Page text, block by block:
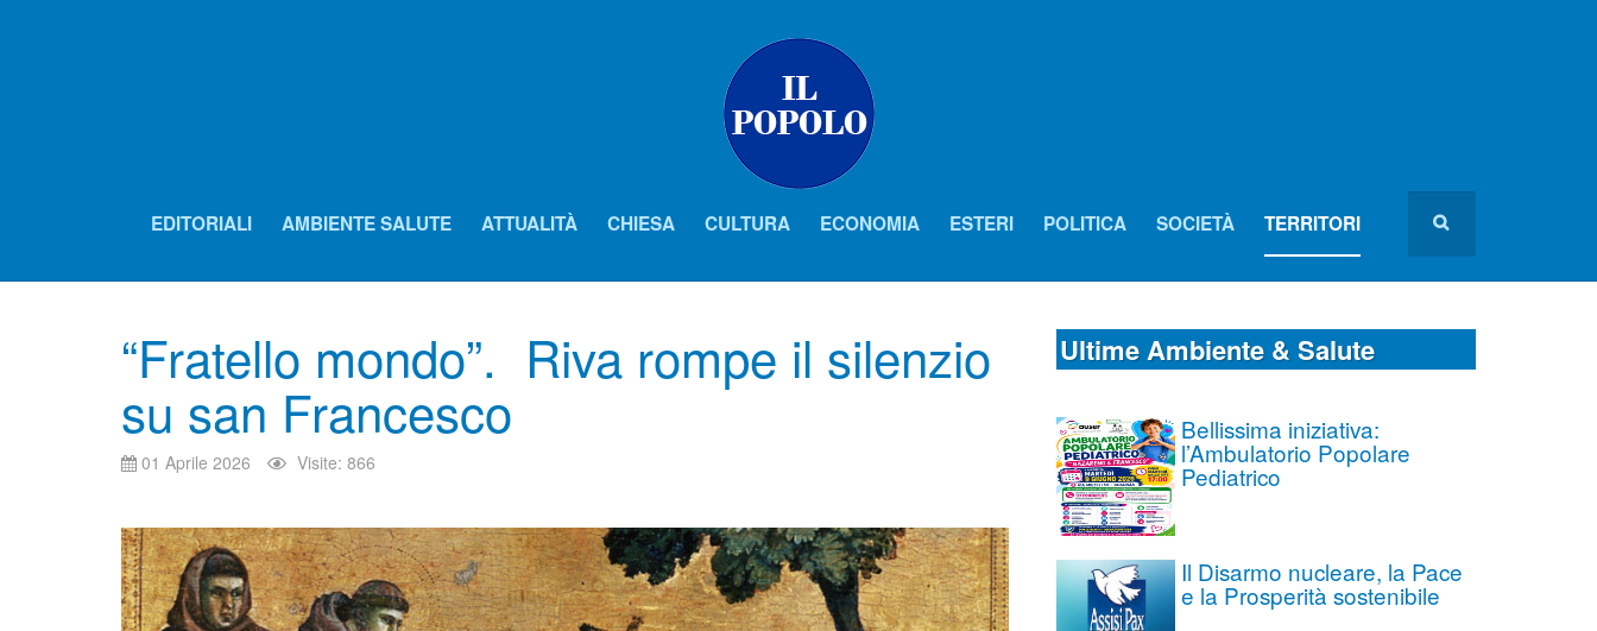
EDITORIALI AMBIENTE SALUTE ATTUALITÀ CHIESA CULTURA ECONOMIA ESTERI POLITICA SOCIETÀ TERRITORI
“Fratello mondo”. Riva rompe il silenzio
su san Francesco
01 Aprile 2026 Visite: 866
Ultime Ambiente & Salute
Bellissima iniziativa:
l’Ambulatorio Popolare
Pediatrico
Il Disarmo nucleare, la Pace
e la Prosperità sostenibile